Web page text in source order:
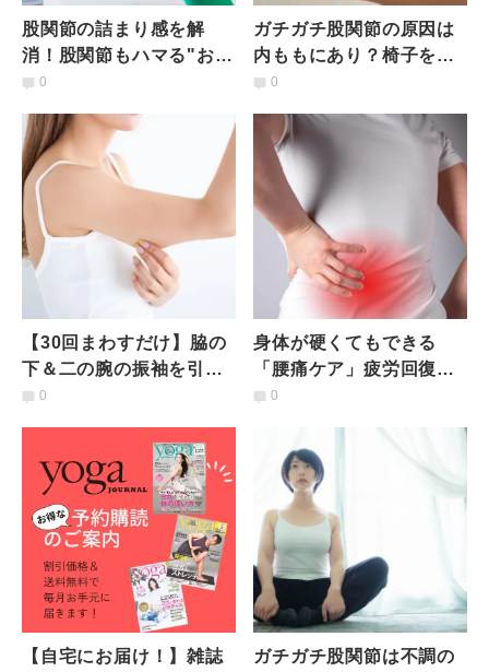
股関節の詰まり感を解
消！股関節もハマる"お尻
の奥の筋肉"外旋六筋スト
0
ガチガチ股関節の原因は
内ももにあり？椅子を使
うから簡単で安心！動き
レッチ
0
【30回まわすだけ】脇の
下＆二の腕の振袖を引き
締めるぐるぐるストレッ
0
身体が硬くてもできる
「腰痛ケア」疲労回復に
も！体側がじっくりと伸
ストレッチ
0
【自宅にお届け！】雑誌 ガチガチ股関節は不調の